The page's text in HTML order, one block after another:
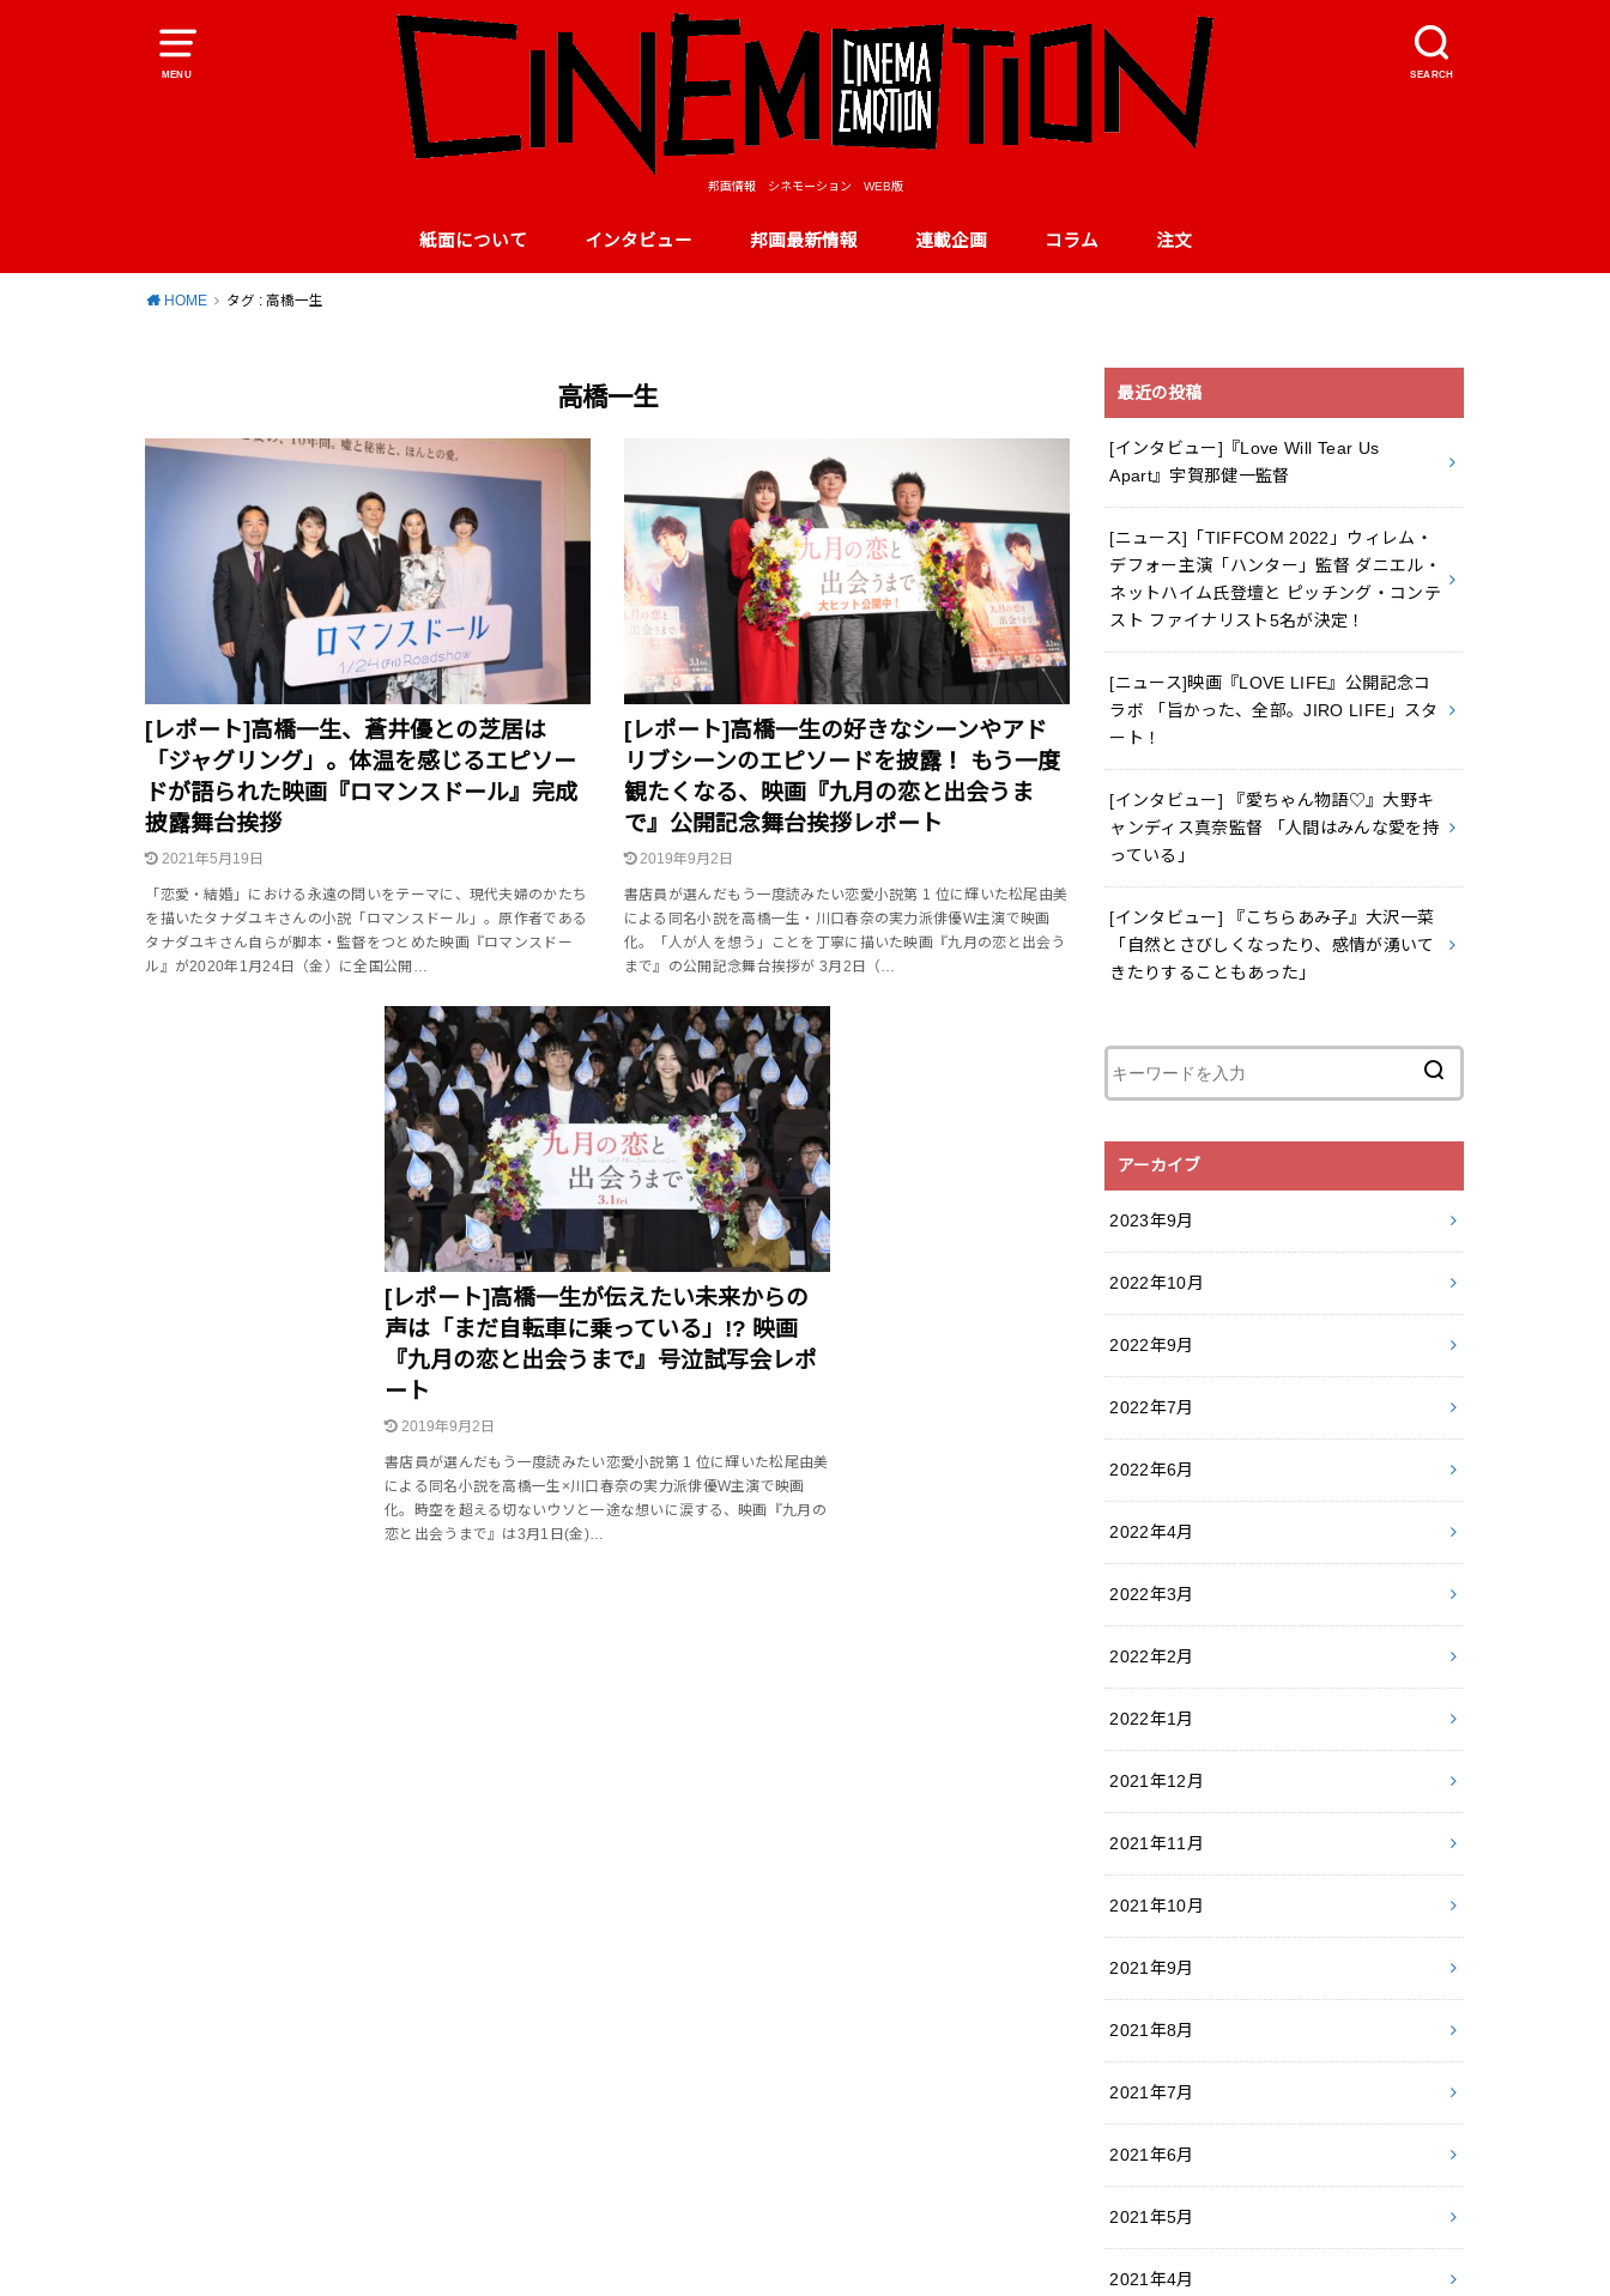
MENU SEARCH
邦画情報 シネモーション WEB版
紙面について インタビュー 邦画最新情報 連載企画 コラム 注文
HOME タグ : 高橋一生
高橋一生
[レポート]高橋一生、蒼井優との芝居は
「ジャグリング」。体温を感じるエピソー
ドが語られた映画『ロマンスドール』完成
披露舞台挨拶
2021年5月19日
「恋愛・結婚」における永遠の問いをテーマに、現代夫婦のかたち
を描いたタナダユキさんの小説「ロマンスドール」。原作者である
タナダユキさん自らが脚本・監督をつとめた映画『ロマンスドー
ル』が2020年1月24日（金）に全国公開…
[レポート]高橋一生の好きなシーンやアド
リブシーンのエピソードを披露！ もう一度
観たくなる、映画『九月の恋と出会うま
で』公開記念舞台挨拶レポート
2019年9月2日
書店員が選んだもう一度読みたい恋愛小説第 1 位に輝いた松尾由美
による同名小説を高橋一生・川口春奈の実力派俳優W主演で映画
化。「人が人を想う」ことを丁寧に描いた映画『九月の恋と出会う
まで』の公開記念舞台挨拶が 3月2日（…
[レポート]高橋一生が伝えたい未来からの
声は「まだ自転車に乗っている」!? 映画
『九月の恋と出会うまで』号泣試写会レポ
ート
2019年9月2日
書店員が選んだもう一度読みたい恋愛小説第 1 位に輝いた松尾由美
による同名小説を高橋一生×川口春奈の実力派俳優W主演で映画
化。時空を超える切ないウソと一途な想いに涙する、映画『九月の
恋と出会うまで』は3月1日(金)…
最近の投稿
[インタビュー]『Love Will Tear Us
Apart』宇賀那健一監督
[ニュース]「TIFFCOM 2022」ウィレム・
デフォー主演「ハンター」監督 ダニエル・
ネットハイム氏登壇と ピッチング・コンテ
スト ファイナリスト5名が決定！
[ニュース]映画『LOVE LIFE』公開記念コ
ラボ 「旨かった、全部。JIRO LIFE」スタ
ート！
[インタビュー] 『愛ちゃん物語♡』大野キ
ャンディス真奈監督 「人間はみんな愛を持
っている」
[インタビュー] 『こちらあみ子』大沢一菜
「自然とさびしくなったり、感情が湧いて
きたりすることもあった」
アーカイブ
2023年9月
2022年10月
2022年9月
2022年7月
2022年6月
2022年4月
2022年3月
2022年2月
2022年1月
2021年12月
2021年11月
2021年10月
2021年9月
2021年8月
2021年7月
2021年6月
2021年5月
2021年4月